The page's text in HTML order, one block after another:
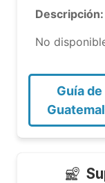
Descripción:
No
Guía de